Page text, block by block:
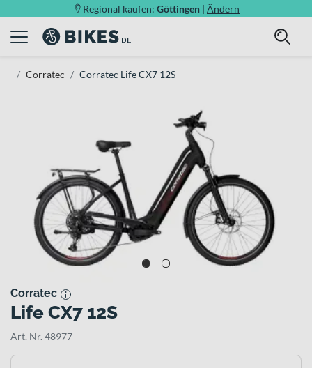
Regional kaufen: Göttingen | Ändern
Corratec Corratec Life CX7 12S
Corratec
Life CX7 12S
Art. Nr. 48977